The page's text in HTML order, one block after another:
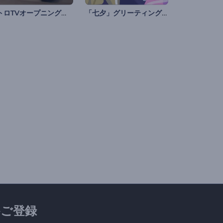
レトロTVオープニング動画 「七夕」グリーティングアニメ
登録